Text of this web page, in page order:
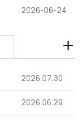
2026-06-24
2026.07.30
2026.06.29